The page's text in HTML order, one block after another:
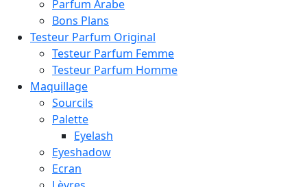
Parfum Arabe
Bons Plans
Testeur Parfum Original
Testeur Parfum Femme
Testeur Parfum Homme
Maquillage
Sourcils
Palette
Eyelash
Eyeshadow
Ecran